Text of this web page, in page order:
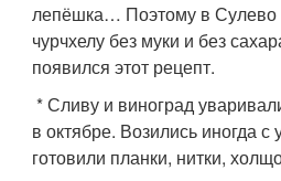
лепёшка… Поэтому в Сулево
чурчхелу без муки и без
появился этот рецепт.
* Сливу и виноград
в октябре. Возились иногда с
готовили планки, нитки,